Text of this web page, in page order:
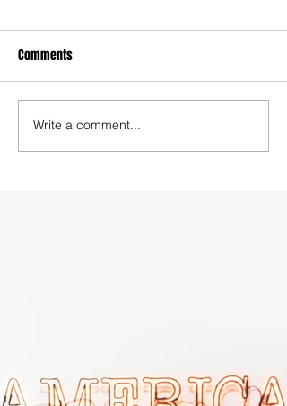
Comments
Write a comment...